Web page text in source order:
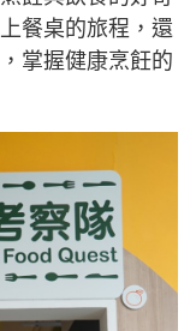
餐桌的旅程，還
掌握健康烹飪的